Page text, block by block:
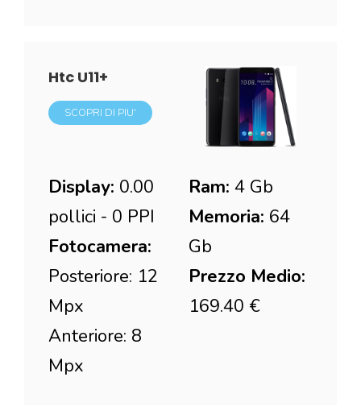
Htc U11+
SCOPRI DI PIU'
Display: 0.00
pollici - 0 PPI
Fotocamera:
Posteriore: 12
Mpx
Anteriore: 8
Mpx
Ram: 4 Gb
Memoria: 64
Gb
Prezzo Medio:
169.40 €